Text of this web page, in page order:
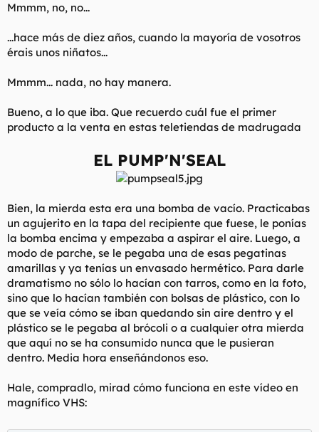
Mmmm, no, no...
...hace más de diez años, cuando la mayoría de vosotros
érais unos niñatos...
Mmmm... nada, no hay manera.
Bueno, a lo que iba. Que recuerdo cuál fue el primer
producto a la venta en estas teletiendas de madrugada
EL PUMP'N'SEAL
Bien, la mierda esta era una bomba de vacío. Practicabas
un agujerito en la tapa del recipiente que fuese, le ponías
la bomba encima y empezaba a aspirar el aire. Luego, a
modo de parche, se le pegaba una de esas pegatinas
amarillas y ya tenías un envasado hermético. Para darle
dramatismo no sólo lo hacían con tarros, como en la foto,
sino que lo hacían también con bolsas de plástico, con lo
que se veía cómo se iban quedando sin aire dentro y el
plástico se le pegaba al brócoli o a cualquier otra mierda
que aquí no se ha consumido nunca que le pusieran
dentro. Media hora enseñándonos eso.
Hale, compradlo, mirad cómo funciona en este vídeo en
magnífico VHS: